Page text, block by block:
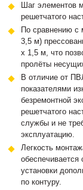
Шаг элементов
решетчатого
По сравнению с
3,5 м)
х 1,5 м, что
пролёты
В отличие от
показателями
безремонтной
решетчатого
службы и не
эксплуатацию.
Легкость
установки
по контуру.